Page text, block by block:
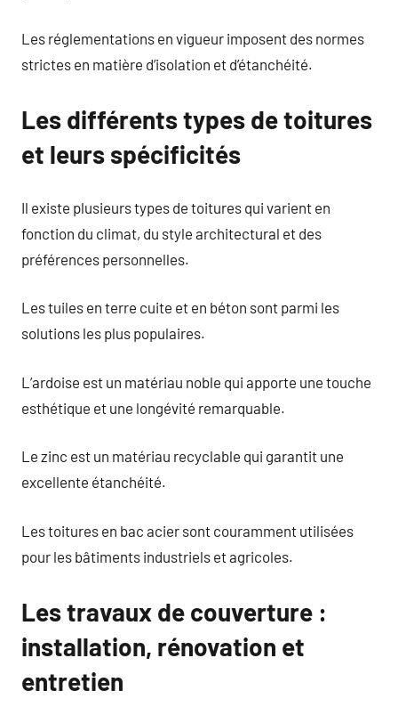
Les réglementations en vigueur imposent des normes
strictes en matière d’isolation et d’étanchéité.
Les différents types de toitures
et leurs spécificités
Il existe plusieurs types de toitures qui varient en
fonction du climat, du style architectural et des
préférences personnelles.
Les tuiles en terre cuite et en béton sont parmi les
solutions les plus populaires.
L’ardoise est un matériau noble qui apporte une touche
esthétique et une longévité remarquable.
Le zinc est un matériau recyclable qui garantit une
excellente étanchéité.
Les toitures en bac acier sont couramment utilisées
pour les bâtiments industriels et agricoles.
Les travaux de couverture :
installation, rénovation et
entretien